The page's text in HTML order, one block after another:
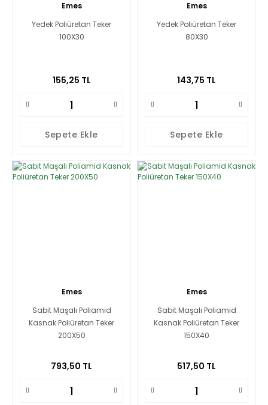
Emes
Yedek Poliüretan Teker
100X30
155,25 TL
Sepete Ekle
Emes
Yedek Poliüretan Teker
80X30
143,75 TL
Sepete Ekle
Emes
Sabit Maşalı Poliamid
Kasnak Poliüretan Teker
200X50
793,50 TL
Emes
Sabit Maşalı Poliamid
Kasnak Poliüretan Teker
150X40
517,50 TL